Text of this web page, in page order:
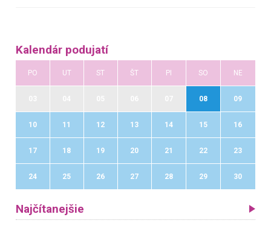
Kalendár podujatí
PO UT ST ŠT PI SO NE
08 09
10 11 12 13 14 15 16
17 18 19 20 21 22 23
24 25 26 27 28 29 30
Najčítanejšie